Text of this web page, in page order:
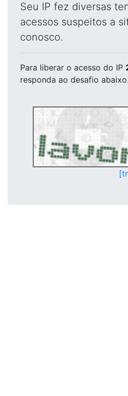
Seu IP fez diversas
acessos suspeitos a
conosco.
Para liberar o acesso do IP
responda ao desafio abaixo.